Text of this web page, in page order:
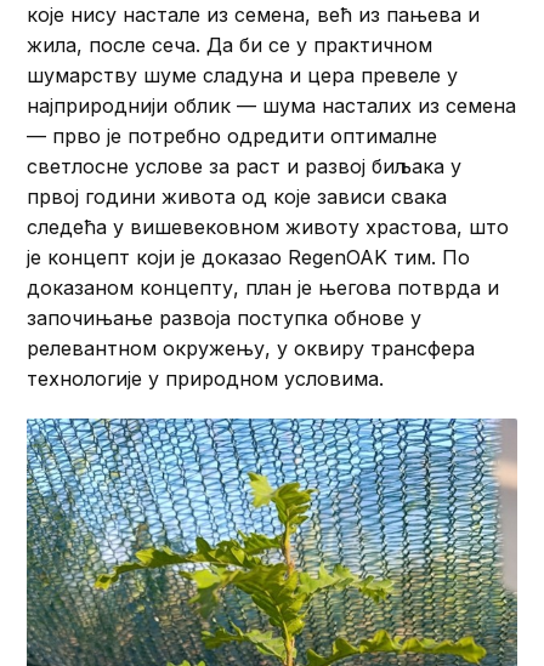
које нису настале из семена, већ из пањева и
жила, после сеча. Да би се у практичном
шумарству шуме сладуна и цера превеле у
најприроднији облик — шума насталих из семена
— прво је потребно одредити оптималне
светлосне услове за раст и развој биљака у
првој години живота од које зависи свака
следећа у вишевековном животу храстова, што
је концепт који је доказао RegenOAK тим. По
доказаном концепту, план је његова потврда и
започињање развоја поступка обнове у
релевантном окружењу, у оквиру трансфера
технологије у природном условима.